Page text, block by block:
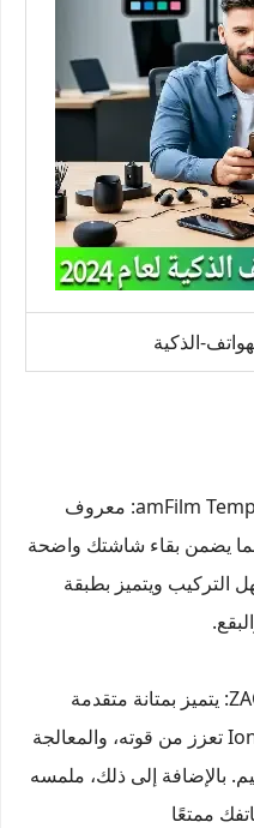
الذكية
amFilm Tempered Glass Screen Protector: معروف
مما يضمن بقاء شاشتك واضحة
التركيب ويتميز بطبقة
ZAGG InvisibleShield Glass Elite: يتميز بمتانة متقدمة
ومقاومة للخدوش. تقنية Ion Matrix تعزز من قوته، والمعالجة
بالإضافة إلى ذلك، ملمسه
ممتعًا